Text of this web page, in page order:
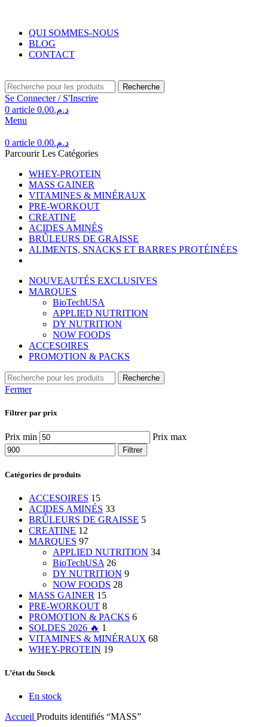
QUI SOMMES-NOUS
BLOG
CONTACT
Recherche
Se Connecter / S'Inscrire
0 article د.م.0.00
Menu
0 article د.م.0.00
Parcourir Les Catégories
WHEY-PROTEIN
MASS GAINER
VITAMINES & MINÉRAUX
PRE-WORKOUT
CREATINE
ACIDES AMINÉS
BRÛLEURS DE GRAISSE
ALIMENTS, SNACKS ET BARRES PROTÉINÉES
NOUVEAUTÉS EXCLUSIVES
MARQUES
BioTechUSA
APPLIED NUTRITION
DY NUTRITION
NOW FOODS
ACCESOIRES
PROMOTION & PACKS
Recherche
Fermer
Filtrer par prix
Prix min Prix max
Filtrer
Catégories de produits
ACCESOIRES 15
ACIDES AMINÉS 33
BRÛLEURS DE GRAISSE 5
CREATINE 12
MARQUES 97
APPLIED NUTRITION 34
BioTechUSA 26
DY NUTRITION 9
NOW FOODS 28
MASS GAINER 15
PRE-WORKOUT 8
PROMOTION & PACKS 6
SOLDES 2026 🔥 1
VITAMINES & MINÉRAUX 68
WHEY-PROTEIN 19
L’état du Stock
En stock
Accueil Produits identifiés “MASS”